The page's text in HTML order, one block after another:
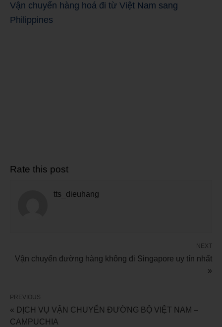
Vận chuyển hàng hoá đi từ Việt Nam sang
Philippines
Rate this post
tts_dieuhang
NEXT
Vận chuyển đường hàng không đi Singapore uy tín nhất
»
PREVIOUS
« DỊCH VỤ VẬN CHUYỂN ĐƯỜNG BỘ VIỆT NAM –
CAMPUCHIA